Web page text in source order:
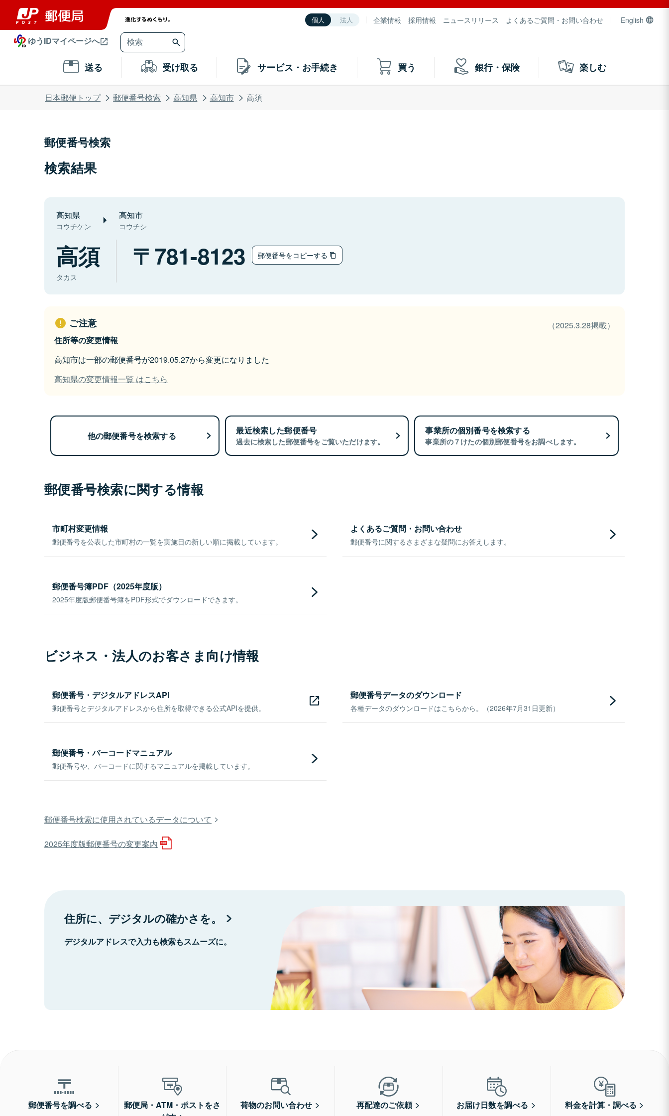
個人 法人 企業情報 採用情報 ニュースリリース よくあるご質問・お問い合わせ English
ゆうIDマイページへ
送る 受け取る サービス・お手続き 買う 銀行・保険 楽しむ
日本郵便トップ 郵便番号検索 高知県 高知市 高須
郵便番号検索
検索結果
高知県
コウチケン
高知市
コウチシ
高須
タカス
781-8123 郵便番号をコピーする
ご注意
（2025.3.28掲載）
住所等の変更情報
高知市は一部の郵便番号が2019.05.27から変更になりました
高知県の変更情報一覧 はこちら
他の郵便番号を検索する 最近検索した郵便番号
過去に検索した郵便番号をご覧いただけます。
事業所の個別番号を検索する
事業所の７けたの個別郵便番号をお調べします。
郵便番号検索に関する情報
市町村変更情報
郵便番号を公表した市町村の一覧を実施日の新しい順に掲載しています。
よくあるご質問・お問い合わせ
郵便番号に関するさまざまな疑問にお答えします。
郵便番号簿PDF（2025年度版）
2025年度版郵便番号簿をPDF形式でダウンロードできます。
ビジネス・法人のお客さま向け情報
郵便番号・デジタルアドレスAPI
郵便番号とデジタルアドレスから住所を取得できる公式APIを提供。
郵便番号データのダウンロード
各種データのダウンロードはこちらから。（2026年7月31日更新）
郵便番号・バーコードマニュアル
郵便番号や、バーコードに関するマニュアルを掲載しています。
郵便番号検索に使用されているデータについて
2025年度版郵便番号の変更案内
住所に、デジタルの確かさを。
デジタルアドレスで入力も検索もスムーズに。
郵便番号を調べる
郵便局・ATM・ポストをさ
荷物のお問い合わせ 再配達のご依頼 お届け日数を調べる 料金を計算・調べる